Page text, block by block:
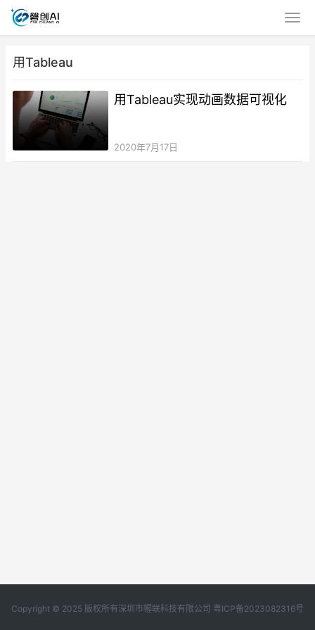
用Tableau
用Tableau实现动画数据可视化
2020年7月17日
Copyright © 2025 版权所有深圳市幄联科技有限公司 粤ICP备2023082316号